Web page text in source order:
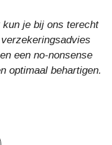
je bij ons terecht
een no-nonsense
optimaal behartigen.